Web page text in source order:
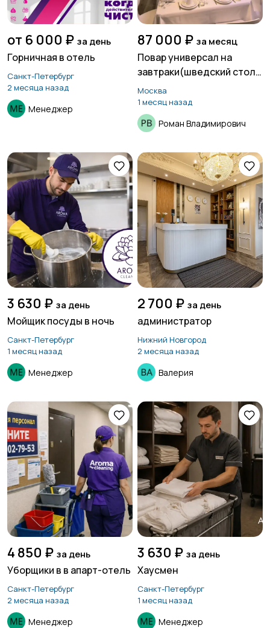
от 6 000 ₽ за день
Горничная в отель
Санкт-Петербург
2 месяца назад
Менеджер
87 000 ₽ за месяц
Повар универсал на
завтраки(шведский стол)
в гостиницу
Москва
1 месяц назад
Роман Владимирович
3 630 ₽ за день
Мойщик посуды в ночь
Санкт-Петербург
1 месяц назад
Менеджер
2 700 ₽ за день
администратор
Нижний Новгород
2 месяца назад
Валерия
4 850 ₽ за день
Уборщики в в апарт-отель
Санкт-Петербург
2 месяца назад
Менеджер
3 630 ₽ за день
Хаусмен
Санкт-Петербург
1 месяц назад
Менеджер